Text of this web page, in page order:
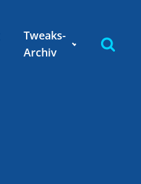
Tweaks-
Archiv